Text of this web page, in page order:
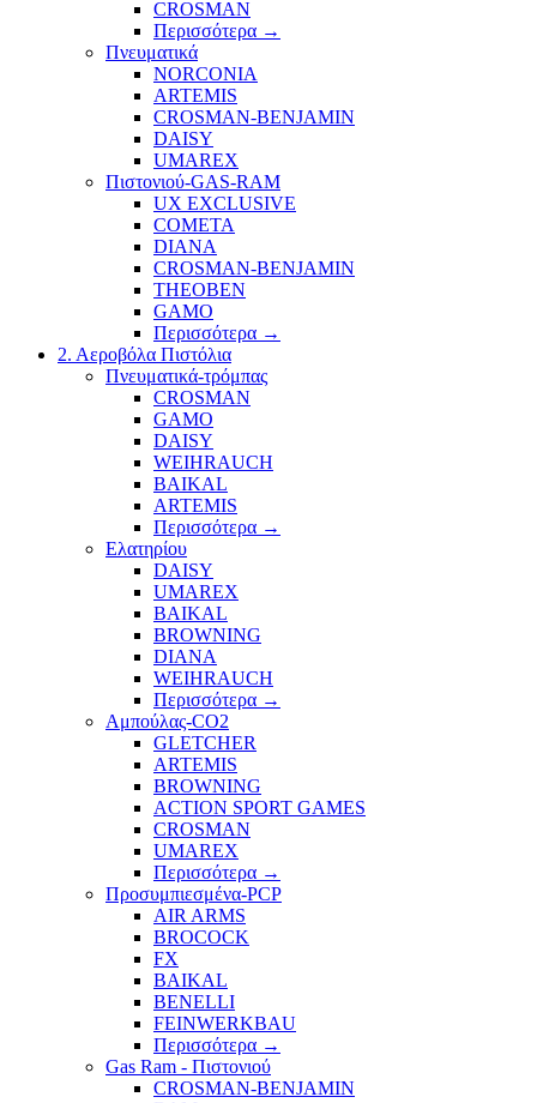
CROSMAN
Περισσότερα →
Πνευματικά
NORCONIA
ARTEMIS
CROSMAN-BENJAMIN
DAISY
UMAREX
Πιστονιού-GAS-RAM
UX EXCLUSIVE
COMETA
DIANA
CROSMAN-BENJAMIN
THEOBEN
GAMO
Περισσότερα →
2. Αεροβόλα Πιστόλια
Πνευματικά-τρόμπας
CROSMAN
GAMO
DAISY
WEIHRAUCH
BAIKAL
ARTEMIS
Περισσότερα →
Ελατηρίου
DAISY
UMAREX
BAIKAL
BROWNING
DIANA
WEIHRAUCH
Περισσότερα →
Αμπούλας-CO2
GLETCHER
ARTEMIS
BROWNING
ACTION SPORT GAMES
CROSMAN
UMAREX
Περισσότερα →
Προσυμπιεσμένα-PCP
AIR ARMS
BROCOCK
FX
BAIKAL
BENELLI
FEINWERKBAU
Περισσότερα →
Gas Ram - Πιστονιού
CROSMAN-BENJAMIN